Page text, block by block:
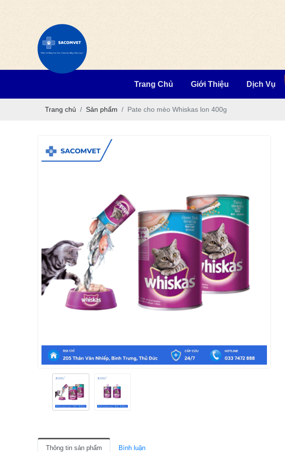
Trang Chủ Giới Thiệu Dịch Vụ
Trang chủ Sản phẩm Pate cho mèo Whiskas lon 400g
Thông tin sản phẩm Bình luận